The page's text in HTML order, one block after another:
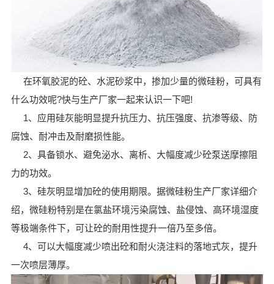
在环氧胶泥的砼、水泥砂浆中，掺加少量的微硅粉，可具有
什么功效呢?快与生产厂家一起来认识一下吧!
1、应用硅灰能明显提升抗压力、抗压强度、抗渗等级、防
腐蚀、耐冲击及耐磨损性能。
2、具备锁水、避免泌水、离析、大幅度减少砼泵送摩擦阻
力的功效。
3、硅灰明显增加砼的使用期限。据微硅粉生产厂家详细介
绍，微硅粉特别是在氯盐环境污染腐蚀、盐侵蚀、高环境湿度
等极端条件下，可让砼的耐用性提升一倍乃至多倍。
4、可以大幅度减少喷出砼和耐火浇注料的落地式灰，提升
一次喷层薄厚。